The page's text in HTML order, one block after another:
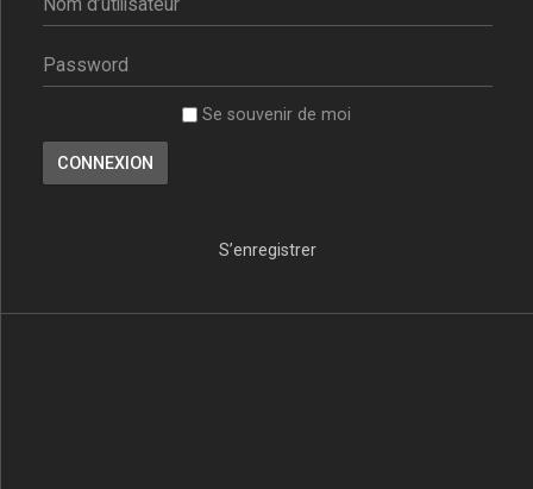
Se souvenir de moi
S’enregistrer